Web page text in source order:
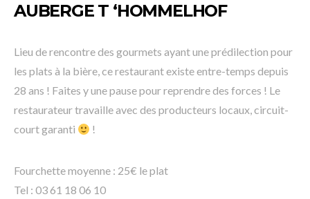
AUBERGE T ‘HOMMELHOF
Lieu de rencontre des gourmets ayant une prédilection pour
les plats à la bière, ce restaurant existe entre-temps depuis
28 ans ! Faites y une pause pour reprendre des forces ! Le
restaurateur travaille avec des producteurs locaux, circuit-
court garanti
!
Fourchette moyenne : 25€ le plat
Tel : 03 61 18 06 10